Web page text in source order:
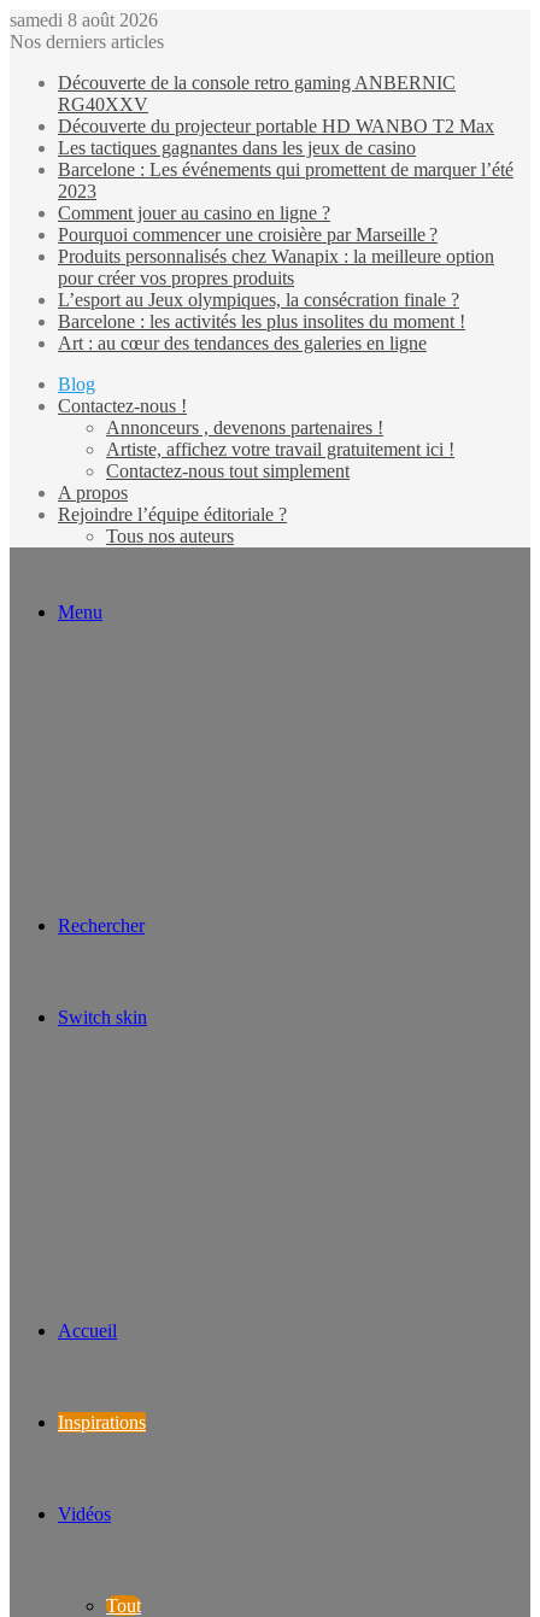
samedi 8 août 2026
Nos derniers articles
Découverte de la console retro gaming ANBERNIC
RG40XXV
Découverte du projecteur portable HD WANBO T2 Max
Les tactiques gagnantes dans les jeux de casino
Barcelone : Les événements qui promettent de marquer l’été
2023
Comment jouer au casino en ligne ?
Pourquoi commencer une croisière par Marseille ?
Produits personnalisés chez Wanapix : la meilleure option
pour créer vos propres produits
L’esport au Jeux olympiques, la consécration finale ?
Barcelone : les activités les plus insolites du moment !
Art : au cœur des tendances des galeries en ligne
Blog
Contactez-nous !
Annonceurs , devenons partenaires !
Artiste, affichez votre travail gratuitement ici !
Contactez-nous tout simplement
A propos
Rejoindre l’équipe éditoriale ?
Tous nos auteurs
Menu
Rechercher
Switch skin
Accueil
Inspirations
Vidéos
Tout